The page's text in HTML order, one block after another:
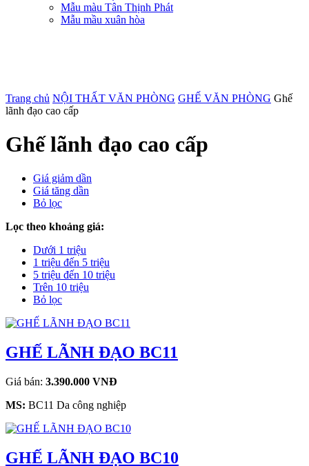
Mẫu màu Tân Thịnh Phát
Mẫu mầu xuân hòa
Trang chủ NỘI THẤT VĂN PHÒNG GHẾ VĂN PHÒNG Ghế
lãnh đạo cao cấp
Ghế lãnh đạo cao cấp
Giá giảm dần
Giá tăng dần
Bỏ lọc
Lọc theo khoảng giá:
Dưới 1 triệu
1 triệu đến 5 triệu
5 triệu đến 10 triệu
Trên 10 triệu
Bỏ lọc
GHẾ LÃNH ĐẠO BC11
Giá bán: 3.390.000 VNĐ
MS: BC11 Da công nghiệp
GHẾ LÃNH ĐẠO BC10